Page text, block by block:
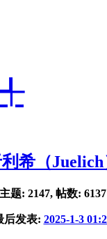
╃
希（Juelich
主题: 2147, 帖数: 6137
后发表: 2025-1-3